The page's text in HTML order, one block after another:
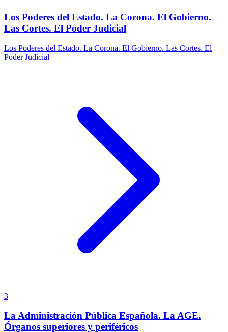
Los Poderes del Estado. La Corona. El Gobierno.
Las Cortes. El Poder Judicial
Los Poderes del Estado. La Corona. El Gobierno. Las Cortes. El
Poder Judicial
3
La Administración Pública Española. La AGE.
Órganos superiores y periféricos